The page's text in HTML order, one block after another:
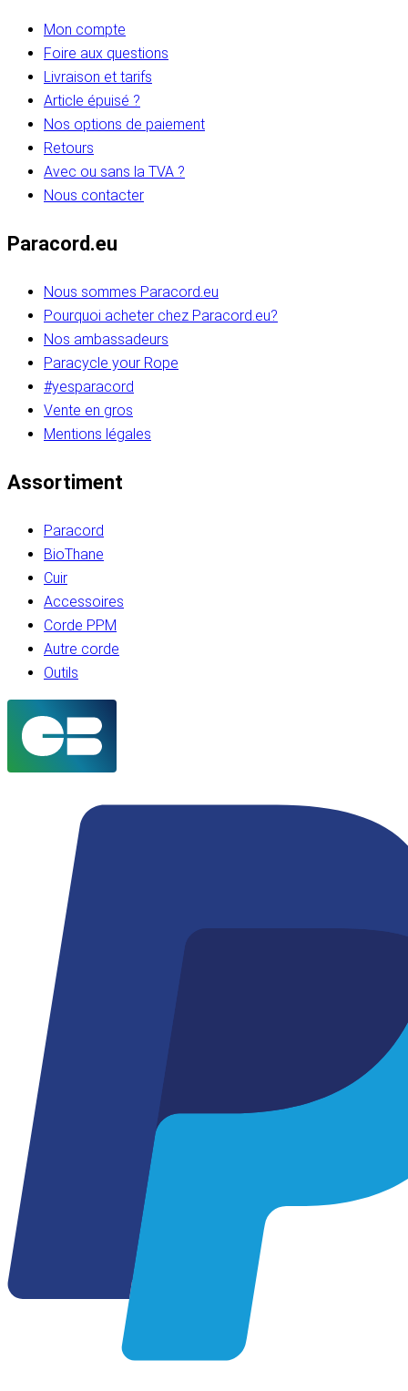
Mon compte
Foire aux questions
Livraison et tarifs
Article épuisé ?
Nos options de paiement
Retours
Avec ou sans la TVA ?
Nous contacter
Paracord.eu
Nous sommes Paracord.eu
Pourquoi acheter chez Paracord.eu?
Nos ambassadeurs
Paracycle your Rope
#yesparacord
Vente en gros
Mentions légales
Assortiment
Paracord
BioThane
Cuir
Accessoires
Corde PPM
Autre corde
Outils